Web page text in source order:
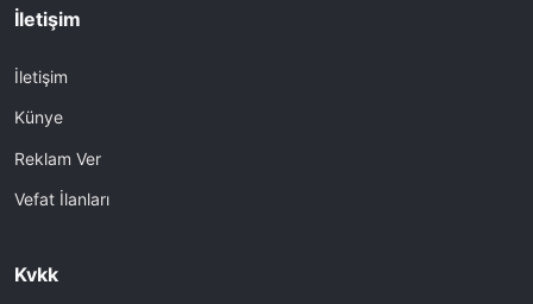
İletişim
İletişim
Künye
Reklam Ver
Vefat İlanları
Kvkk